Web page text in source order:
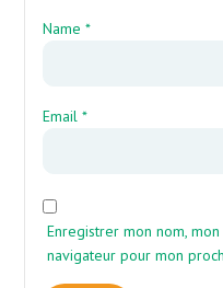
Name*
Email*
Enregistrer mon nom,
navigateur pour mon